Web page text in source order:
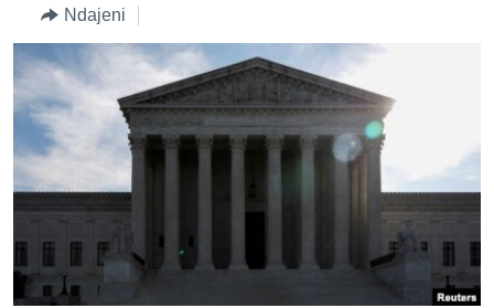
kërkimi
BOTA
KULTURË
SHKENCË DHE TEKNOLOGJI
SHËNDETËSI
INTERVISTA
DITARI
FOLLOW US
Gjuhët
Ndajeni